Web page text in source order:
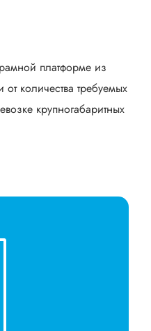
платформе из
количества требуемых
крупногабаритных